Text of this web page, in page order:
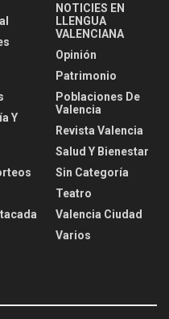
Y
NOTICIES EN
LLENGUA
VALENCIANA
Opinión
Patrimonio
Poblaciones De
Valencia
Revista Valencia
Salud Y Bienestar
Sin Categoría
Teatro
Valencia Ciudad
Varios